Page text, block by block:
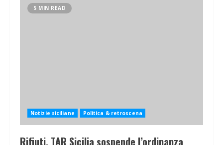
5 MIN READ
Notizie siciliane Politica & retroscena
Rifiuti, TAR Sicilia sospende l’ordinanza